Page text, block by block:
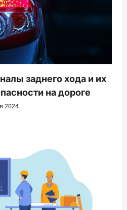
заднего хода и их
на дороге
2024